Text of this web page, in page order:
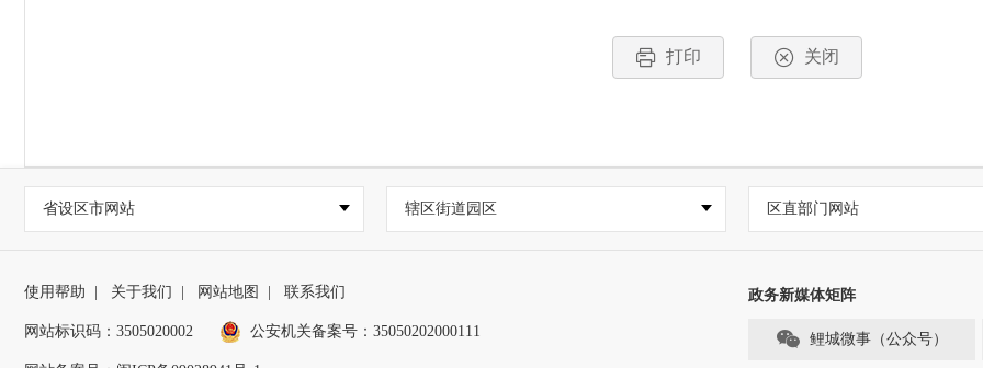
打印 关闭
省设区市网站 辖区街道园区 区直部门网站
使用帮助 | 关于我们 | 网站地图 | 联系我们
网站标识码：3505020002 公安机关备案号：35050202000111
政务新媒体矩阵
鲤城微事（公众号）